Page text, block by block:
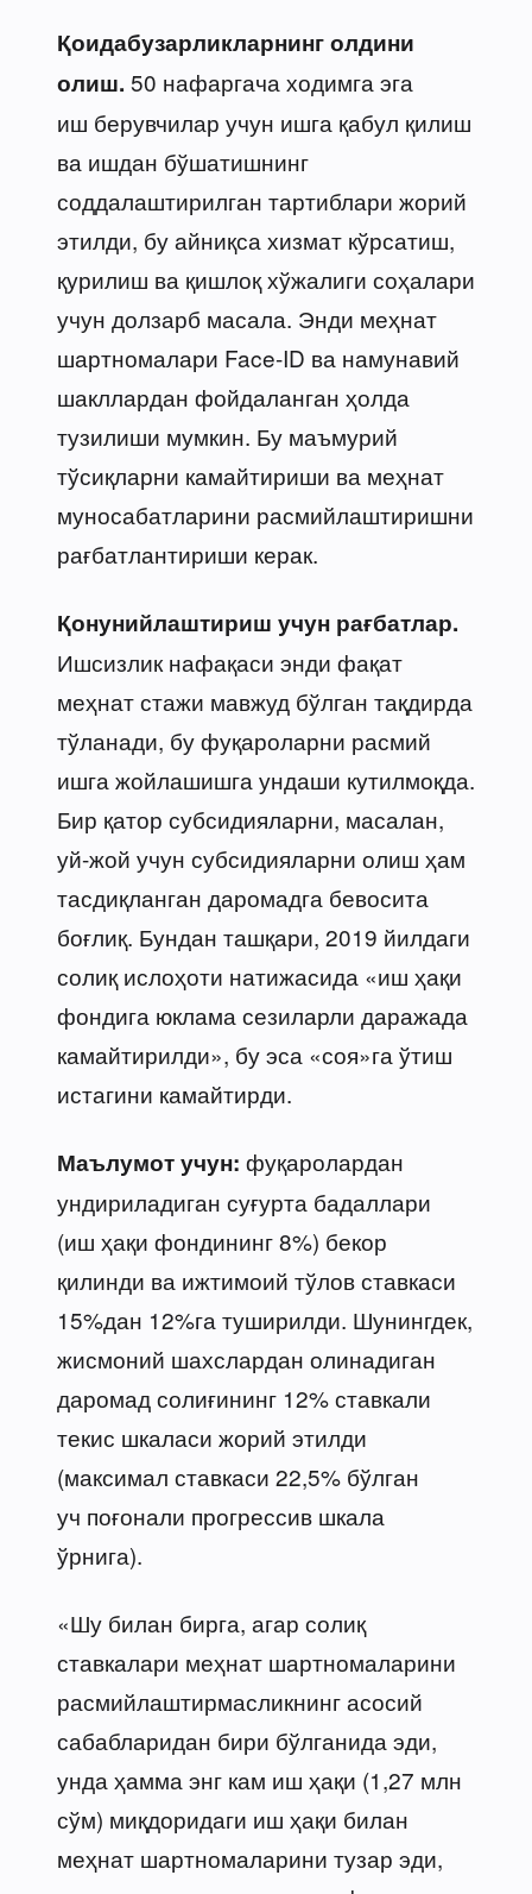
Қоидабузарликларнинг олдини
олиш. 50 нафаргача ходимга эга
иш берувчилар учун ишга қабул қилиш
ва ишдан бўшатишнинг
соддалаштирилган тартиблари жорий
этилди, бу айниқса хизмат кўрсатиш,
қурилиш ва қишлоқ хўжалиги соҳалари
учун долзарб масала. Энди меҳнат
шартномалари Face-ID ва намунавий
шакллардан фойдаланган ҳолда
тузилиши мумкин. Бу маъмурий
тўсиқларни камайтириши ва меҳнат
муносабатларини расмийлаштиришни
рағбатлантириши керак.
Қонунийлаштириш учун рағбатлар.
Ишсизлик нафақаси энди фақат
меҳнат стажи мавжуд бўлган тақдирда
тўланади, бу фуқароларни расмий
ишга жойлашишга ундаши кутилмоқда.
Бир қатор субсидияларни, масалан,
уй-жой учун субсидияларни олиш ҳам
тасдиқланган даромадга бевосита
боғлиқ. Бундан ташқари, 2019 йилдаги
солиқ ислоҳоти натижасида «иш ҳақи
фондига юклама сезиларли даражада
камайтирилди», бу эса «соя»га ўтиш
истагини камайтирди.
Маълумот учун: фуқаролардан
ундириладиган суғурта бадаллари
(иш ҳақи фондининг 8%) бекор
қилинди ва ижтимоий тўлов ставкаси
15%дан 12%га туширилди. Шунингдек,
жисмоний шахслардан олинадиган
даромад солиғининг 12% ставкали
текис шкаласи жорий этилди
(максимал ставкаси 22,5% бўлган
уч поғонали прогрессив шкала
ўрнига).
«Шу билан бирга, агар солиқ
ставкалари меҳнат шартномаларини
расмийлаштирмасликнинг асосий
сабабларидан бири бўлганида эди,
унда ҳамма энг кам иш ҳақи (1,27 млн
сўм) миқдоридаги иш ҳақи билан
меҳнат шартномаларини тузар эди,